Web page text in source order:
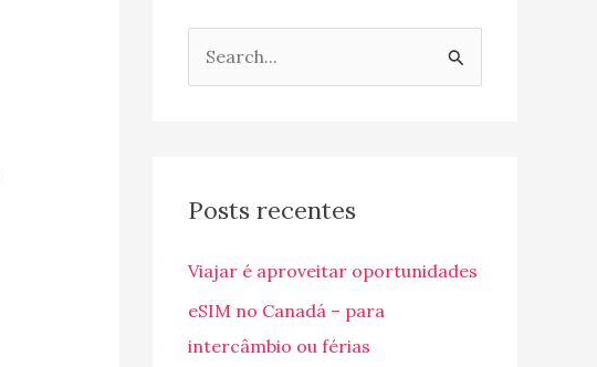
u
s
a
r
Posts recentes
Viajar é aproveitar oportunidades
eSIM no Canadá – para
intercâmbio ou férias